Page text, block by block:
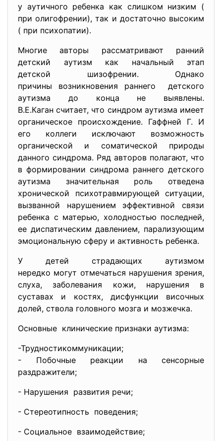
у аутичного ребенка как слишком низким (
при олигофрении), так и достаточно высоким
( при психопатии).
Многие авторы рассматривают ранний
детский аутизм как начальный этап
детской шизофрении. Однако
причины возникновения раннего детского
аутизма до конца не выявлены.
В.Е.Каган считает, что синдром аутизма имеет
органическое происхождение. Гаффней Г. И
его коллеги исключают возможность
органической и соматической природы
данного синдрома. Ряд авторов полагают, что
в формировании синдрома раннего детского
аутизма значительная роль отведена
хронической психотравмирующей ситуации,
вызванной нарушением эффективной связи
ребенка с матерью, холодностью последней,
ее диспатическим давлением, парализующим
эмоциональную сферу и активность ребенка.
У детей страдающих аутизмом
нередко могут отмечаться нарушения зрения,
слуха, заболевания кожи, нарушения в
суставах и костях, дисфункции височных
долей, ствола головного мозга и мозжечка.
Основные клинические признаки аутизма:
-Трудностикоммуникации;
- Побочные реакции на сенсорные
раздражители;
- Нарушения развития речи;
- Стереотипность поведения;
- Социальное взаимодействие;